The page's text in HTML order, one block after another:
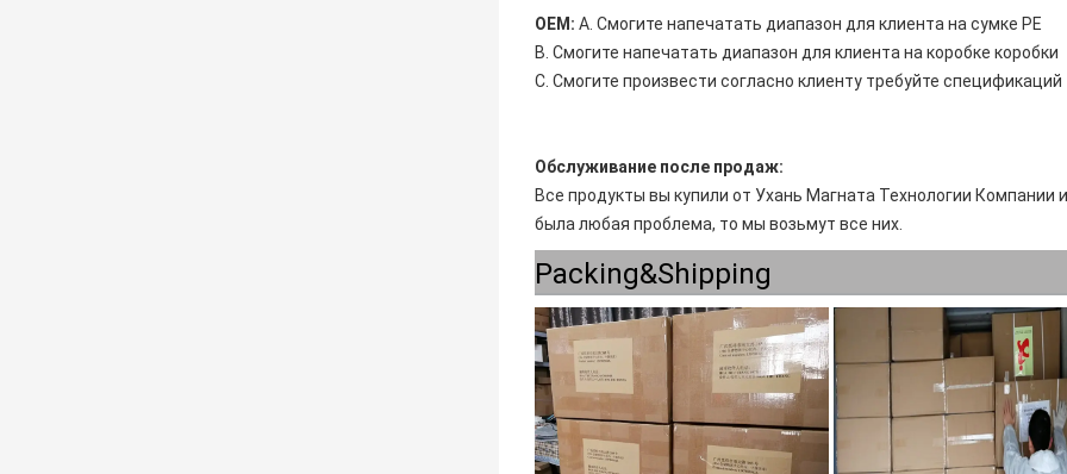
OEM: A. Смогите напечатать диапазон для клиента на сумке PE
B. Смогите напечатать диапазон для клиента на коробке коробки
C. Смогите произвести согласно клиенту требуйте спецификаций
Обслуживание после продаж:
Все продукты вы купили от Ухань Магната Технологии
была любая проблема, то мы возьмут все них.
Packing&Shipping